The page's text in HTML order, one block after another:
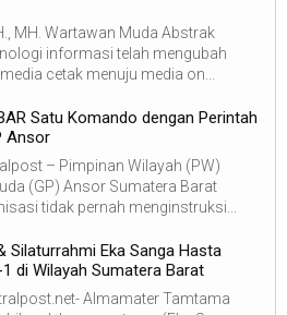
MH. Wartawan Muda Abstrak
informasi telah mengubah
cetak menuju media on...
Satu Komando dengan Perintah
Ansor
– Pimpinan Wilayah (PW)
(GP) Ansor Sumatera Barat
tidak pernah menginstruksi...
Silaturrahmi Eka Sanga Hasta
di Wilayah Sumatera Barat
Almamater Tamtama